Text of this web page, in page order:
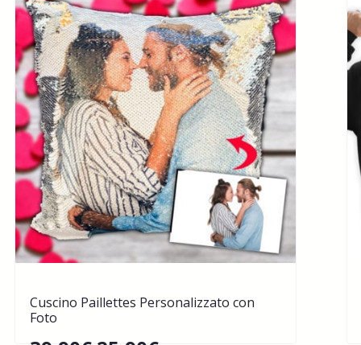
Cuscino Paillettes Personalizzato con
Foto